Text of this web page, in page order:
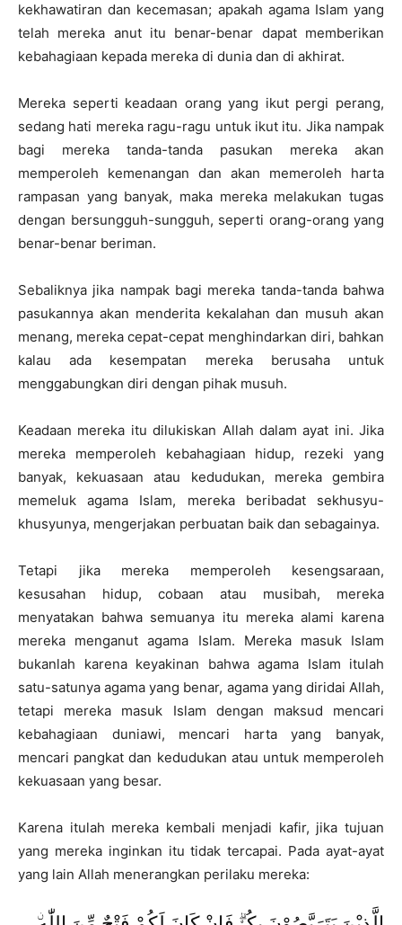
kekhawatiran dan kecemasan; apakah agama Islam yang
telah mereka anut itu benar-benar dapat memberikan
kebahagiaan kepada mereka di dunia dan di akhirat.
Mereka seperti keadaan orang yang ikut pergi perang,
sedang hati mereka ragu-ragu untuk ikut itu. Jika nampak
bagi mereka tanda-tanda pasukan mereka akan
memperoleh kemenangan dan akan memeroleh harta
rampasan yang banyak, maka mereka melakukan tugas
dengan bersungguh-sungguh, seperti orang-orang yang
benar-benar beriman.
Sebaliknya jika nampak bagi mereka tanda-tanda bahwa
pasukannya akan menderita kekalahan dan musuh akan
menang, mereka cepat-cepat menghindarkan diri, bahkan
kalau ada kesempatan mereka berusaha untuk
menggabungkan diri dengan pihak musuh.
Keadaan mereka itu dilukiskan Allah dalam ayat ini. Jika
mereka memperoleh kebahagiaan hidup, rezeki yang
banyak, kekuasaan atau kedudukan, mereka gembira
memeluk agama Islam, mereka beribadat sekhusyu-
khusyunya, mengerjakan perbuatan baik dan sebagainya.
Tetapi jika mereka memperoleh kesengsaraan,
kesusahan hidup, cobaan atau musibah, mereka
menyatakan bahwa semuanya itu mereka alami karena
mereka menganut agama Islam. Mereka masuk Islam
bukanlah karena keyakinan bahwa agama Islam itulah
satu-satunya agama yang benar, agama yang diridai Allah,
tetapi mereka masuk Islam dengan maksud mencari
kebahagiaan duniawi, mencari harta yang banyak,
mencari pangkat dan kedudukan atau untuk memperoleh
kekuasaan yang besar.
Karena itulah mereka kembali menjadi kafir, jika tujuan
yang mereka inginkan itu tidak tercapai. Pada ayat-ayat
yang lain Allah menerangkan perilaku mereka: